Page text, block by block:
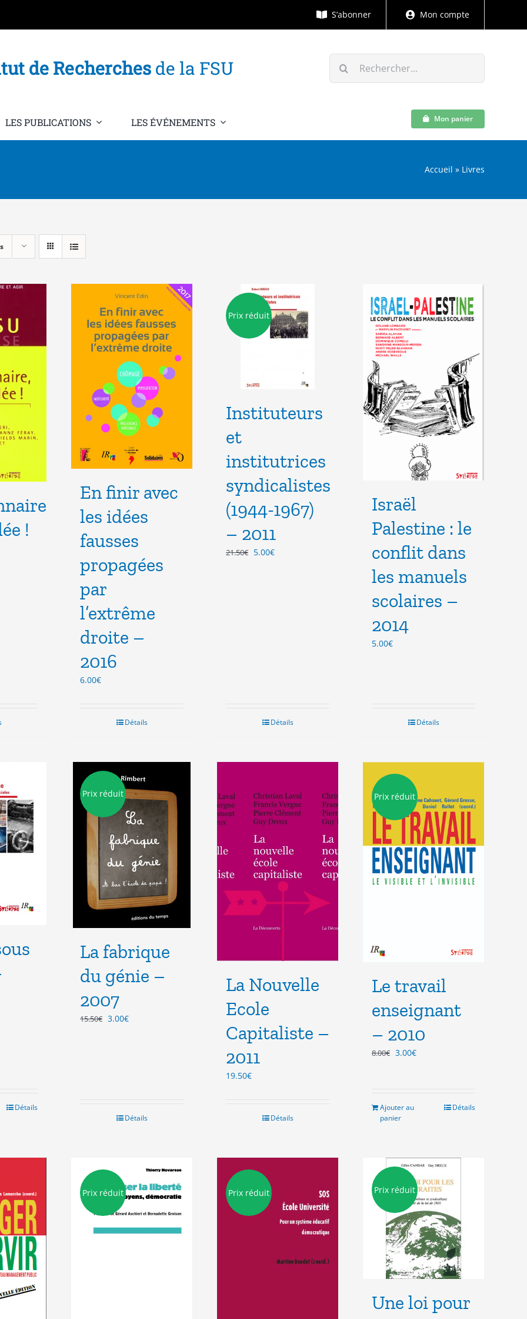
S’abonner Mon compte
de Recherchesde la FSU Rechercher:
LES PUBLICATIONS LES ÉVÉNEMENTS Mon panier
Accueil » Livres
!
En finir avec
les idées
fausses
propagées
par
l’extrême
droite –
2016
6.00€
Détails
Prix réduit
Instituteurs
et
institutrices
syndicalistes
(1944-1967)
– 2011
21.50€ Le
5.00€Le
Détails
Israël
Palestine : le
conflit dans
les manuels
scolaires –
2014
5.00€
Détails
Détails
Prix réduit
La fabrique
du génie –
2007
15.50€ Le
3.00€Le
Détails
La Nouvelle
Ecole
Capitaliste –
2011
19.50€
Détails
Prix réduit
Le travail
enseignant
– 2010
8.00€ Le
8.00€.
3.00€Le
Ajouter au
panier
Détails
Prix réduit Prix réduit Prix réduit
Une loi pour